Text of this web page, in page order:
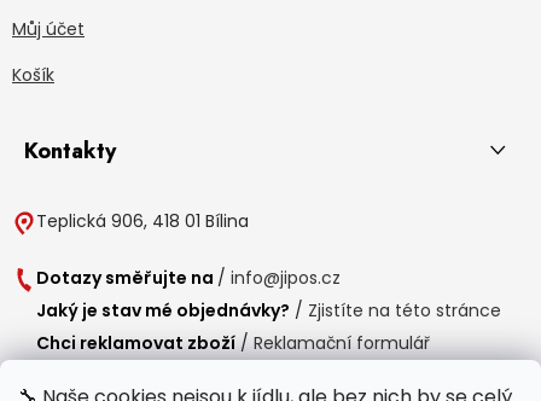
Můj účet
Košík
Kontakty
Teplická 906, 418 01 Bílina
Dotazy směřujte na / info@jipos.cz
Jaký je stav mé objednávky? / Zjistíte na této stránce
Chci reklamovat zboží / Reklamační formulář